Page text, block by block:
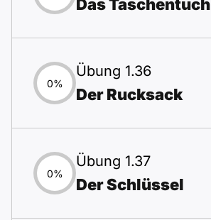
Das Taschentuch
0%
Übung 1.36
Der Rucksack
0%
Übung 1.37
Der Schlüssel